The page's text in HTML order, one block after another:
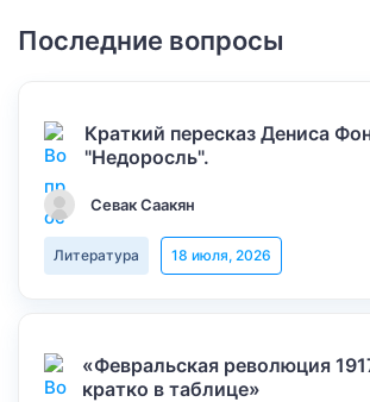
Последние вопросы
Краткий пересказ Дениса
"Недоросль".
Севак Саакян
Литература 18 июля, 2026
«Февральская революция
кратко в таблице»